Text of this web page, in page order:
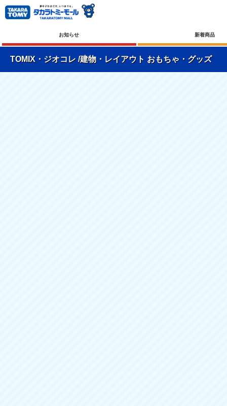
お知らせ 新着商品
TOMIX・ジオコレ /建物・レイアウト おもちゃ・グッズ